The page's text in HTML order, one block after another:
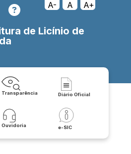
A- A A+
de Licínio de
Transparência Diário Oficial
Ouvidoria e-SIC